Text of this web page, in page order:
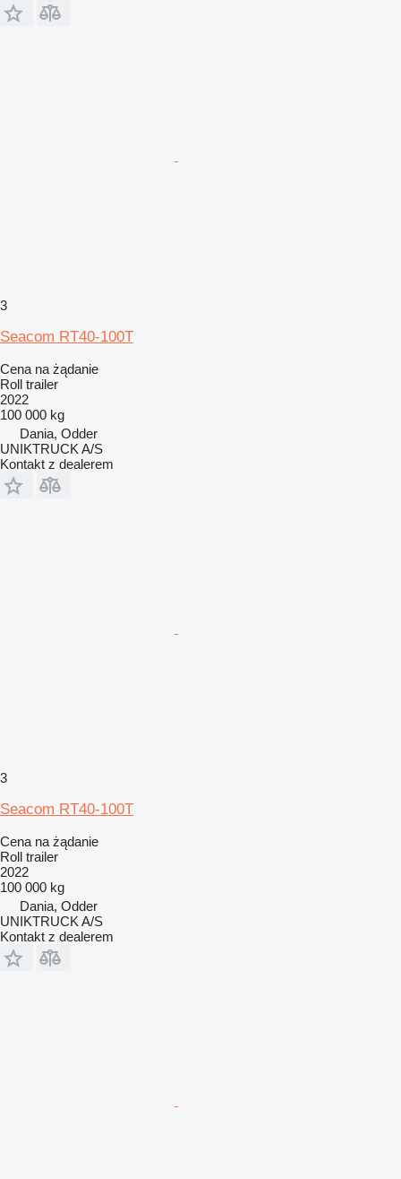
3
Seacom RT40-100T
Cena na żądanie
Roll trailer
2022
100 000 kg
Dania, Odder
UNIKTRUCK A/S
Kontakt z dealerem
3
Seacom RT40-100T
Cena na żądanie
Roll trailer
2022
100 000 kg
Dania, Odder
UNIKTRUCK A/S
Kontakt z dealerem